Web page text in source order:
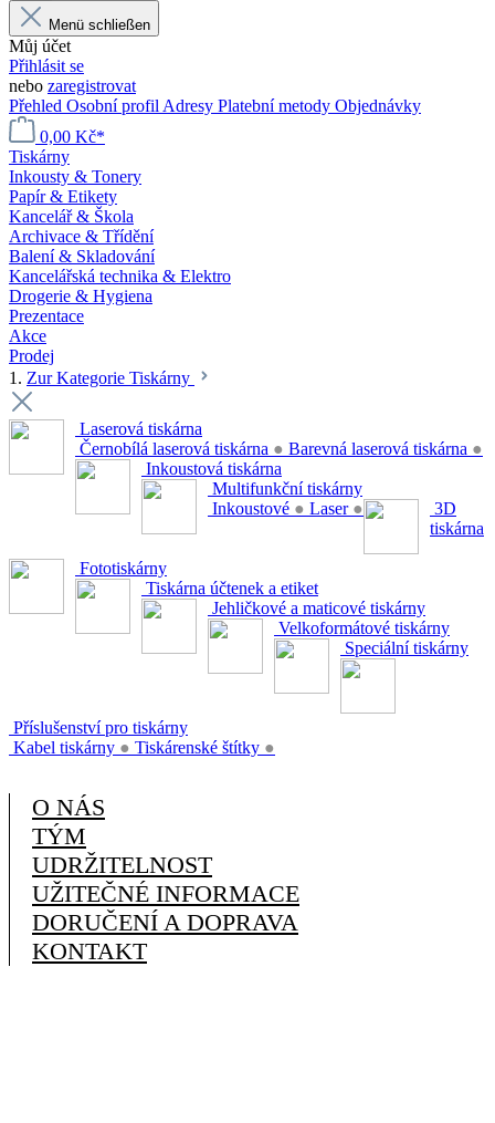
Menü schließen
Můj účet
Přihlásit se
nebo zaregistrovat
Přehled Osobní profil Adresy Platební metody Objednávky
0,00 Kč*
Tiskárny
Inkousty & Tonery
Papír & Etikety
Kancelář & Škola
Archivace & Třídění
Balení & Skladování
Kancelářská technika & Elektro
Drogerie & Hygiena
Prezentace
Akce
Prodej
1. Zur Kategorie Tiskárny
Laserová tiskárna
Černobílá laserová tiskárna ● Barevná laserová tiskárna ●
Inkoustová tiskárna
Multifunkční tiskárny
Inkoustové ● Laser ●
3D
tiskárna
Fototiskárny
Tiskárna účtenek a etiket
Jehličkové a maticové tiskárny
Velkoformátové tiskárny
Speciální tiskárny
Příslušenství pro tiskárny
Kabel tiskárny ● Tiskárenské štítky ●
O NÁS
TÝM
UDRŽITELNOST
UŽITEČNÉ INFORMACE
DORUČENÍ A DOPRAVA
KONTAKT